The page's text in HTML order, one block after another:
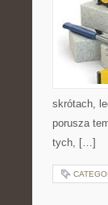
skrótach,
porusza
tych, […]